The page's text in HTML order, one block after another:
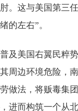
。这与美国第三
的左右”。
及美国右翼民粹
周边环境危险，
做法，将贩毒集
进而构筑一个从